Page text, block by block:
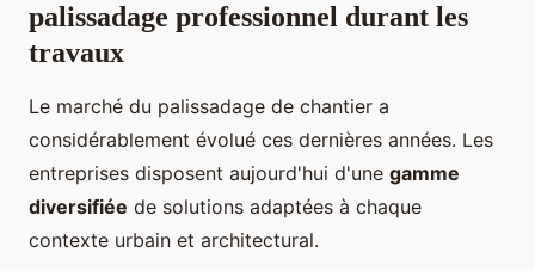
palissadage professionnel durant les
travaux
Le marché du palissadage de chantier a
considérablement évolué ces dernières années. Les
entreprises disposent aujourd'hui d'une gamme
diversifiée de solutions adaptées à chaque
contexte urbain et architectural.